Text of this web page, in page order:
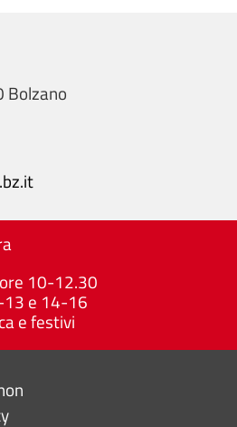
Bolzano
10-12.30
13 e 14-16
e festivi